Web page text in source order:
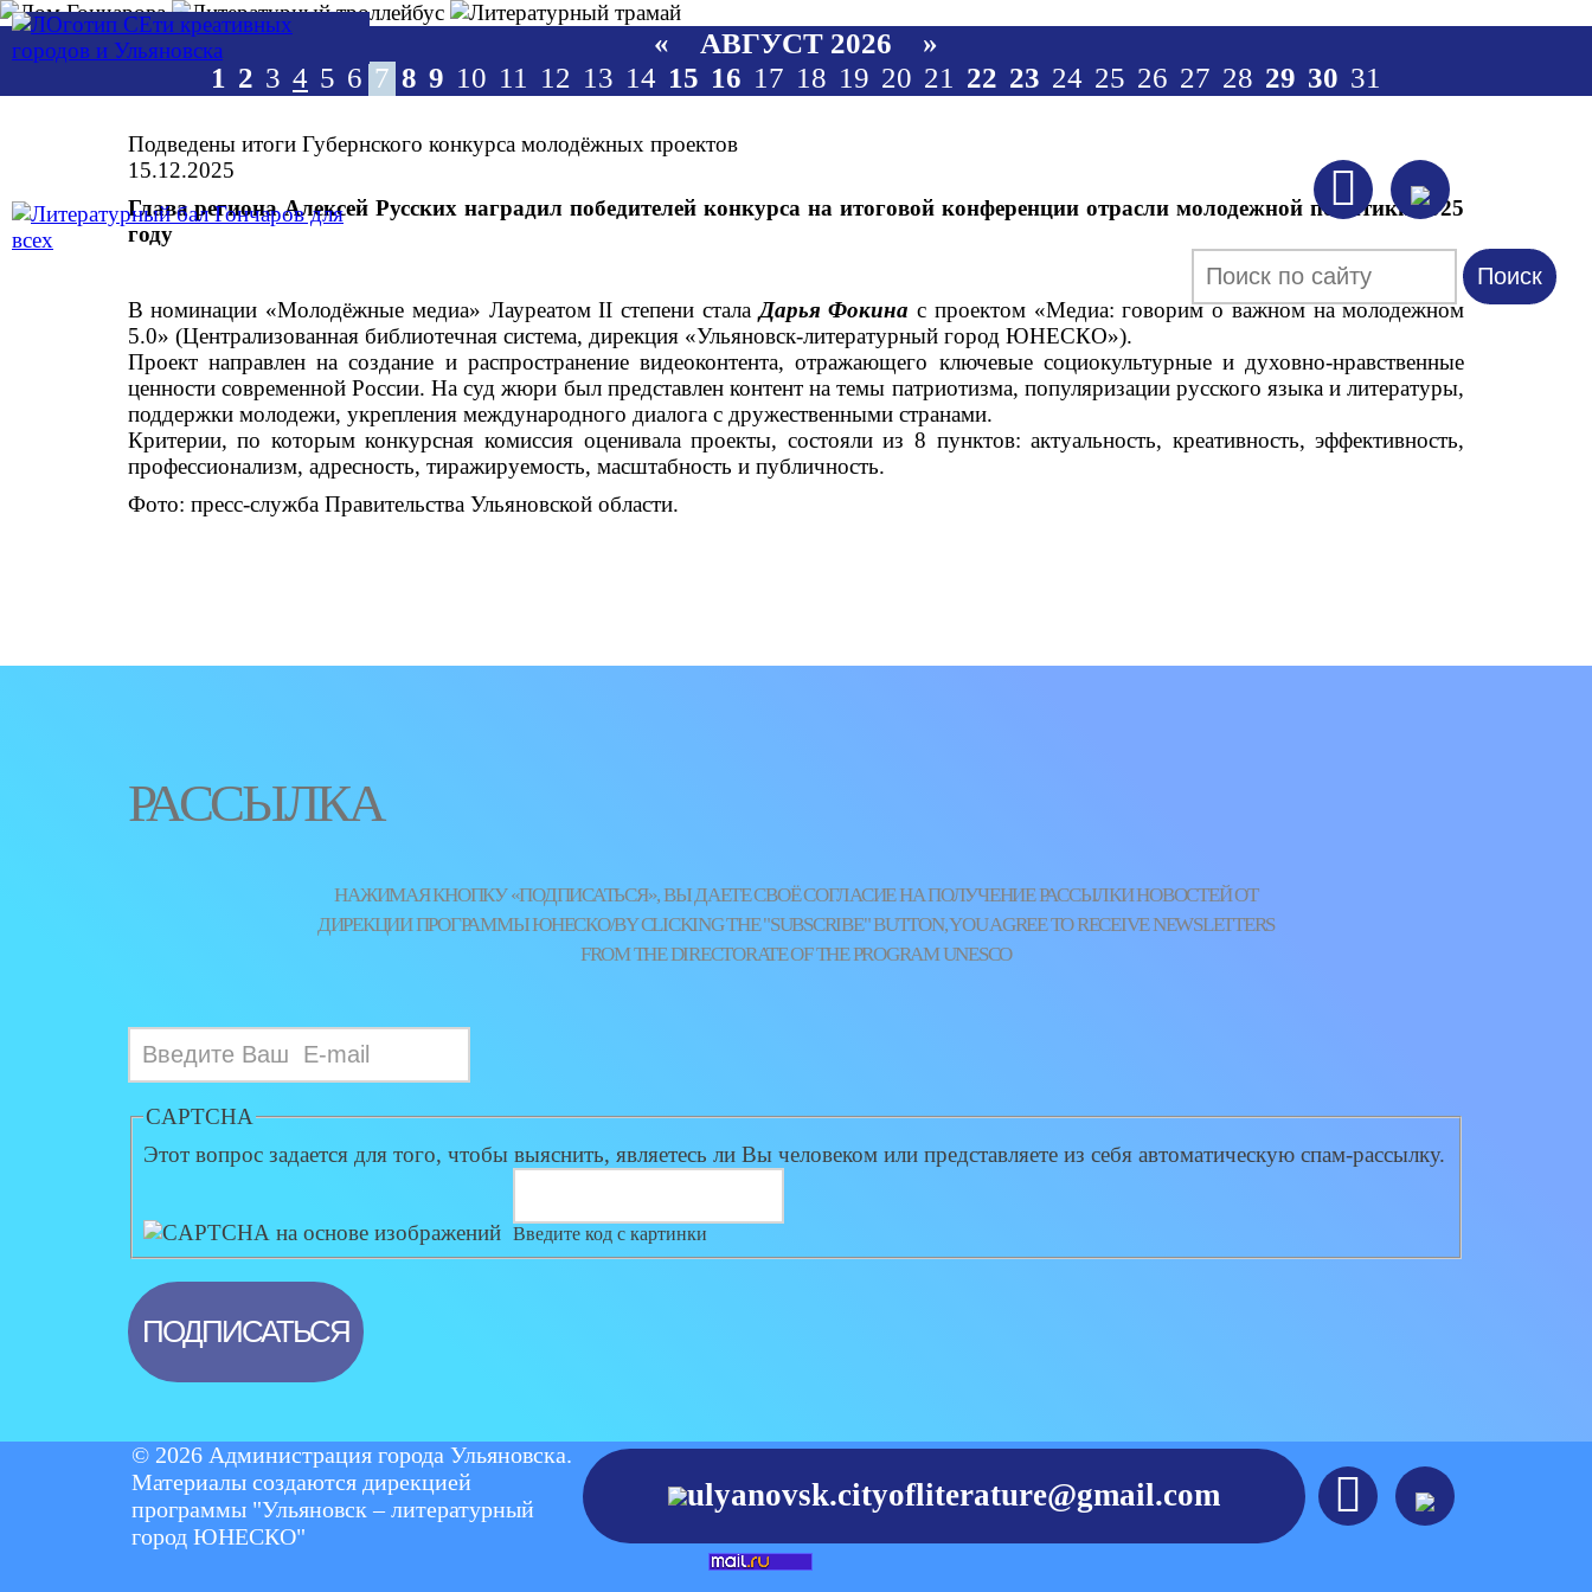
Перейти к основному содержанию

Форма поиска
АВГУСТ 2026
«
»
1 2 3 4 5 6 7 8 9 10 11 12 13 14 15 16 17 18 19 20 21 22 23 24 25 26 27 28 29 30 31
Подведены итоги Губернского конкурса молодёжных проектов
15.12.2025
Глава региона Алексей Русских наградил победителей конкурса на итоговой конференции отрасли молодежной политики 2025
году
В номинации «Молодёжные медиа» Лауреатом II степени стала Дарья Фокина с проектом «Медиа: говорим о важном на молодежном
5.0» (Централизованная библиотечная система, дирекция «Ульяновск-литературный город ЮНЕСКО»).
Проект направлен на создание и распространение видеоконтента, отражающего ключевые социокультурные и духовно-нравственные
ценности современной России. На суд жюри был представлен контент на темы патриотизма, популяризации русского языка и литературы,
поддержки молодежи, укрепления международного диалога с дружественными странами.
Критерии, по которым конкурсная комиссия оценивала проекты, состояли из 8 пунктов: актуальность, креативность, эффективность,
профессионализм, адресность, тиражируемость, масштабность и публичность.
Фото: пресс-служба Правительства Ульяновской области.
РАССЫЛКА
НАЖИМАЯ КНОПКУ «ПОДПИСАТЬСЯ», ВЫ ДАЕТЕ СВОЁ СОГЛАСИЕ НА ПОЛУЧЕНИЕ РАССЫЛКИ НОВОСТЕЙ ОТ
ДИРЕКЦИИ ПРОГРАММЫ ЮНЕСКО/BY CLICKING THE "SUBSCRIBE" BUTTON, YOU AGREE TO RECEIVE NEWSLETTERS
FROM THE DIRECTORATE OF THE PROGRAM UNESCO
CAPTCHA
Этот вопрос задается для того, чтобы выяснить, являетесь ли Вы человеком или представляете из себя автоматическую спам-рассылку.
Введите код с картинки
© 2026 Администрация города Ульяновска.
Материалы создаются дирекцией
программы "Ульяновск – литературный
город ЮНЕСКО"
ulyanovsk.cityofliterature@gmail.com 